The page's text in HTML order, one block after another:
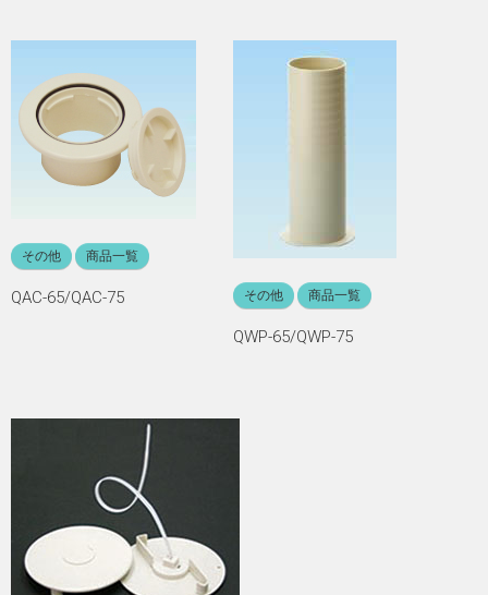
その他 商品一覧
QAC-65/QAC-75 その他 商品一覧
QWP-65/QWP-75